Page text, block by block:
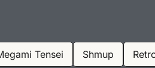
Tensei Shmup